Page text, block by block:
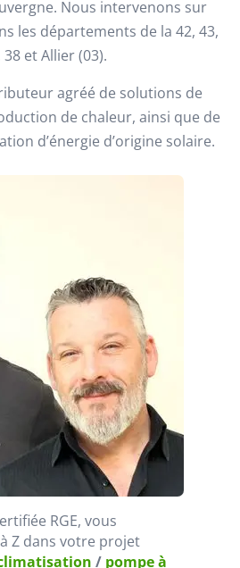
Nous intervenons sur
les départements de la 42, 43,
et Allier (03).
agréé de solutions de
de chaleur, ainsi que de
d’énergie d’origine solaire.
RGE, vous
Z dans votre projet
/ pompe à